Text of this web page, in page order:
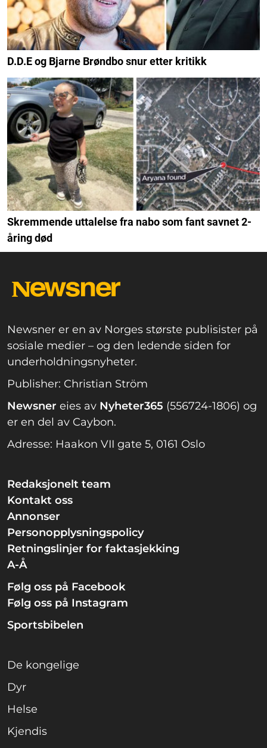
D.D.E og Bjarne Brøndbo snur etter kritikk
Skremmende uttalelse fra nabo som fant savnet 2-
åring død
Newsner er en av Norges største publisister på
sosiale medier – og den ledende siden for
underholdningsnyheter.
Publisher: Christian Ström
Newsner eies av Nyheter365 (556724-1806) og
er en del av Caybon.
Adresse: Haakon VII gate 5, 0161 Oslo
Redaksjonelt team
Kontakt oss
Annonser
Personopplysningspolicy
Retningslinjer for faktasjekking
A-Å
Følg oss på Facebook
Følg oss på Instagram
Sportsbibelen
De kongelige
Dyr
Helse
Kjendis